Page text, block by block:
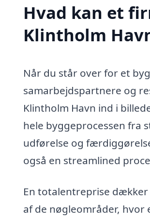
Hvad kan et
Klintholm
Når du står over for et
samarbejdspartnere og
Klintholm Havn ind i
hele byggeprocessen fra
udførelse og
også en streamlined
En totalentreprise
af de nøgleområder, hvor